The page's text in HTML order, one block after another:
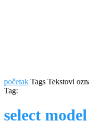
početak Tags Tekstovi
Tag:
select model